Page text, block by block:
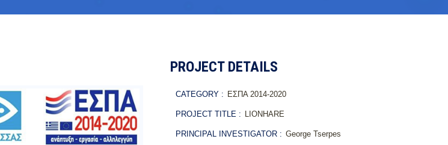
PROJECT DETAILS
CATEGORY : ΕΣΠΑ 2014-2020
PROJECT TITLE : LIONHARE
PRINCIPAL INVESTIGATOR : George Tserpes